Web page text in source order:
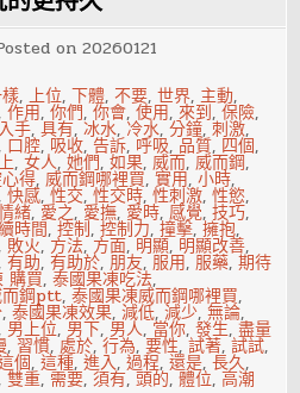
on20260121
,上位,下體,不要,世界,主動,
作用,你們,你會,使用,來到,保險,
手,具有,冰水, 冷水,分鐘,刺激,
口腔, 吸收,告訴, 呼吸, 品質, 四個,
,女人,她們,如果,威而,威而鋼,
得,威而鋼哪裡買,實用,小時,
快感,性交,性交時,性刺激,性慾,
緒, 愛之, 愛撫, 愛時,感覺,技巧,
時間,控制,控制力,撞擊,擁抱,
敗火, 方法, 方面, 明顯, 明顯改善,
有助,有助於,朋友,服用,服藥,期待
購買,泰國果凍吃法,
而鋼ptt,泰國果凍威而鋼哪裡買,
,泰國果凍效果,減低,減少,無論,
男上位, 男下, 男人, 當你,發生,盡量
,習慣, 處於,行為,要性,試著,試試,
個,這種,進入,過程,還是,長久,
雙重,需要,須有,頭的,體位,高潮